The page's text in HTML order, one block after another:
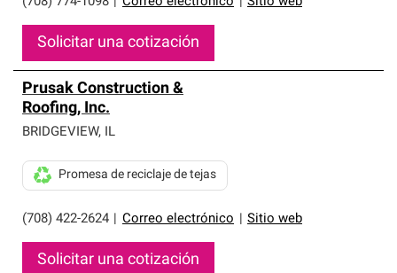
Solicitar una cotización
Prusak Construction &
Roofing, Inc.
BRIDGEVIEW, IL
(708) 422-2624 Correo electrónico Sitio web
Promesa de reciclaje de tejas
Solicitar una cotización